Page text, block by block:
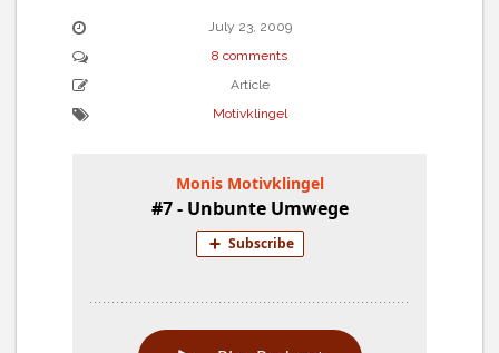
July 23, 2009
8 comments
Article
Motivklingel